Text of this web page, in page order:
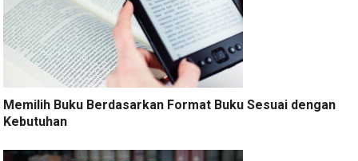
Memilih Buku Berdasarkan Format Buku Sesuai dengan
Kebutuhan